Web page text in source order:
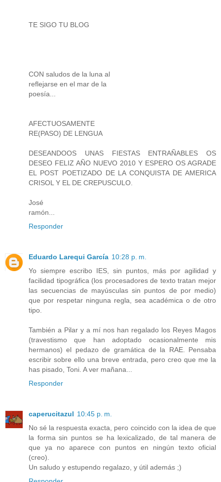
TE SIGO TU BLOG
CON saludos de la luna al
reflejarse en el mar de la
poesía...
AFECTUOSAMENTE
RE(PASO) DE LENGUA
DESEANDOOS UNAS FIESTAS ENTRAÑABLES OS
DESEO FELIZ AÑO NUEVO 2010 Y ESPERO OS AGRADE
EL POST POETIZADO DE LA CONQUISTA DE AMERICA
CRISOL Y EL DE CREPUSCULO.
José
ramón...
Responder
Eduardo Larequi García 10:28 p. m.
Yo siempre escribo IES, sin puntos, más por agilidad y
facilidad tipográfica (los procesadores de texto tratan mejor
las secuencias de mayúsculas sin puntos de por medio)
que por respetar ninguna regla, sea académica o de otro
tipo.
También a Pilar y a mí nos han regalado los Reyes Magos
(travestismo que han adoptado ocasionalmente mis
hermanos) el pedazo de gramática de la RAE. Pensaba
escribir sobre ello una breve entrada, pero creo que me la
has pisado, Toni. A ver mañana...
Responder
caperucitazul 10:45 p. m.
No sé la respuesta exacta, pero coincido con la idea de que
la forma sin puntos se ha lexicalizado, de tal manera de
que ya no aparece con puntos en ningún texto oficial
(creo).
Un saludo y estupendo regalazo, y útil además ;)